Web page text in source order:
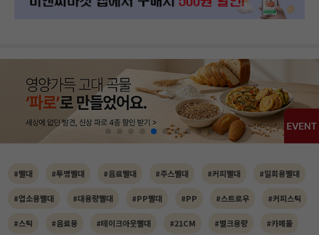
#빨대 #투명빨대 #음료빨대 #주스빨대 #커피빨대 #일회용빨대
#업소용빨대 #대용량빨대 #PP빨대 #PP #스트로우 #커피스틱
#스틱 #음료용 #테이크아웃빨대 #21CM #벌크용량 #카페몰